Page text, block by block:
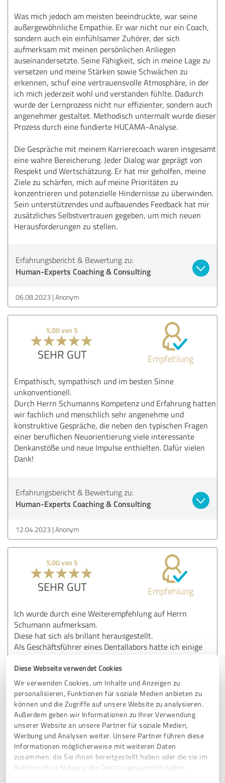
Diese Webseite verwendet Cookies
Wir verwenden Cookies, um Inhalte und Anzeigen zu
personalisieren, Funktionen für soziale Medien anbieten zu
können und die Zugriffe auf unsere Website zu analysieren.
Außerdem geben wir Informationen zu Ihrer Verwendung
unserer Website an unsere Partner für soziale Medien,
Werbung und Analysen weiter. Unsere Partner führen diese
Informationen möglicherweise mit weiteren Daten
zusammen, die Sie ihnen bereitgestellt haben oder die sie im
Rahmen Ihrer Nutzung der Dienste gesammelt haben.
Was mich jedoch am meisten beeindruckte, war seine
außergewöhnliche Empathie. Er war nicht nur ein Coach,
sondern auch ein einfühlsamer Zuhörer, der sich
aufmerksam mit meinen persönlichen Anliegen
auseinandersetzte. Seine Fähigkeit, sich in meine Lage zu
versetzen und meine Stärken sowie Schwächen zu
erkennen, schuf eine vertrauensvolle Atmosphäre, in der
ich mich jederzeit wohl und verstanden fühlte. Dadurch
wurde der Lernprozess nicht nur effizienter, sondern auch
angenehmer gestaltet. Methodisch untermalt wurde dieser
Prozess durch eine fundierte HUCAMA-Analyse.
Die Gespräche mit meinem Karrierecoach waren insgesamt
eine wahre Bereicherung. Jeder Dialog war geprägt von
Respekt und Wertschätzung. Er hat mir geholfen, meine
Ziele zu schärfen, mich auf meine Prioritäten zu
konzentrieren und potenzielle Hindernisse zu überwinden.
Sein unterstützendes und aufbauendes Feedback hat mir
zusätzliches Selbstvertrauen gegeben, um mich neuen
Herausforderungen zu stellen.
Erfahrungsbericht & Bewertung zu:
Human-Experts Coaching & Consulting
06.08.2023 Anonym
5,00 von 5
SEHR GUT Empfehlung
Empathisch, sympathisch und im besten Sinne
unkonventionell.
Durch Herrn Schumanns Kompetenz und Erfahrung hatten
wir fachlich und menschlich sehr angenehme und
konstruktive Gespräche, die neben den typischen Fragen
einer beruflichen Neuorientierung viele interessante
Denkanstöße und neue Impulse enthielten. Dafür vielen
Dank!
Erfahrungsbericht & Bewertung zu:
Human-Experts Coaching & Consulting
12.04.2023 Anonym
5,00 von 5
SEHR GUT Empfehlung
Ich wurde durch eine Weiterempfehlung auf Herrn
Schumann aufmerksam.
Diese hat sich als brillant herausgestellt.
Als Geschäftsführer eines Dentallabors hatte ich einige
Mit Herrn Schumann konnte ich die Konflikte bestens
bewältigen.
Zusätzlich hatte er stets auch ein offenes Ohr für die
Probleme links und rechts.
Absolute Weiterempfehlung für problematische Situation,
die eine normale Personalführung übersteigen.
Danke nochmal
Erfahrungsbericht & Bewertung zu: